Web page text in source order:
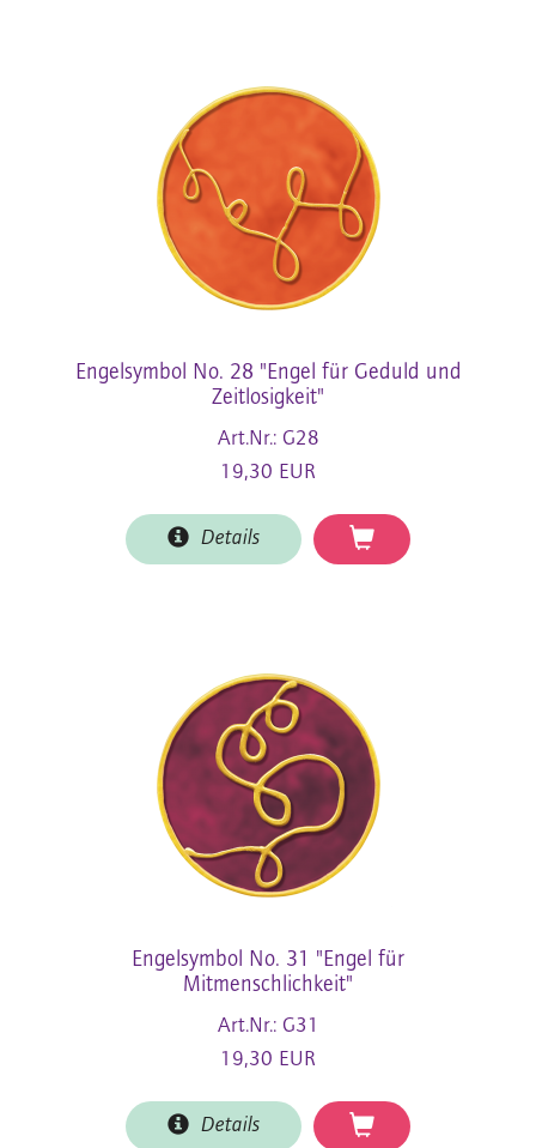
Engelsymbol No. 28 "Engel für Geduld und
Zeitlosigkeit"
Art.Nr.: G28
19,30 EUR
Details
Engelsymbol No. 31 "Engel für
Mitmenschlichkeit"
Art.Nr.: G31
19,30 EUR
Details